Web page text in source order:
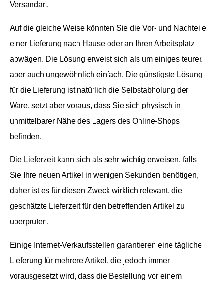
Versandart.
Auf die gleiche Weise könnten Sie die Vor- und Nachteile
einer Lieferung nach Hause oder an Ihren Arbeitsplatz
abwägen. Die Lösung erweist sich als um einiges teurer,
aber auch ungewöhnlich einfach. Die günstigste Lösung
für die Lieferung ist natürlich die Selbstabholung der
Ware, setzt aber voraus, dass Sie sich physisch in
unmittelbarer Nähe des Lagers des Online-Shops
befinden.
Die Lieferzeit kann sich als sehr wichtig erweisen, falls
Sie Ihre neuen Artikel in wenigen Sekunden benötigen,
daher ist es für diesen Zweck wirklich relevant, die
geschätzte Lieferzeit für den betreffenden Artikel zu
überprüfen.
Einige Internet-Verkaufsstellen garantieren eine tägliche
Lieferung für mehrere Artikel, die jedoch immer
vorausgesetzt wird, dass die Bestellung vor einem